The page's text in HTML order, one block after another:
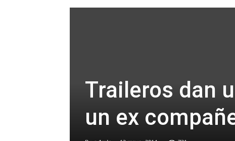
Traileros dan
un ex